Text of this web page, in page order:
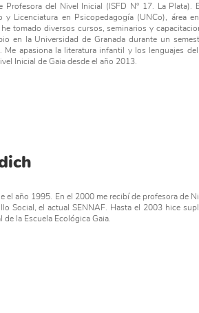
Profesora del Nivel Inicial (ISFD N° 17. La Plata).
y Licenciatura en Psicopedagogía (UNCo), área
tomado diversos cursos, seminarios y
en la Universidad de Granada durante un
apasiona la literatura infantil y los lenguajes
Inicial de Gaia desde el año 2013.
el año 1995. En el 2000 me recibí de profesora de
Social, el actual SENNAF. Hasta el 2003 hice
la Escuela Ecológica Gaia.